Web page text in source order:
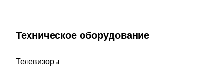
Техническое оборудование
Телевизоры